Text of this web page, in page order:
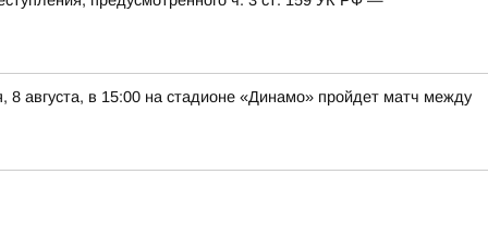
августа, в 15:00 на стадионе «Динамо» пройдет матч между